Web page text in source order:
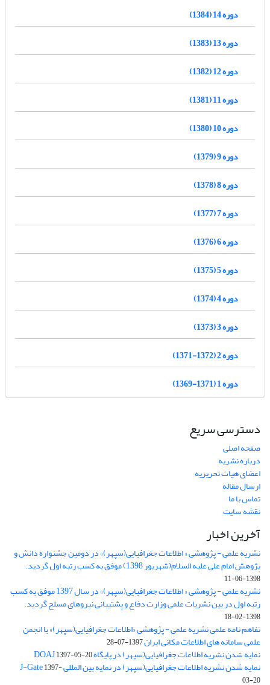
دوره 14 (1384)
دوره 13 (1383)
دوره 12 (1382)
دوره 11 (1381)
دوره 10 (1380)
دوره 9 (1379)
دوره 8 (1378)
دوره 7 (1377)
دوره 6 (1376)
دوره 5 (1375)
دوره 4 (1374)
دوره 3 (1373)
دوره 2 (1372-1371)
دوره 1 (1371-1369)
دسترسی سریع
صفحه اصلی
درباره نشریه
اعضای هیات تحریریه
ارسال مقاله
تماس با ما
نقشه سایت
آخرین اخبار
نشریه علمی - پژوهشی « اطلاعات جغرافیایی(سپهر)» در دومین جشنواره دانش و
پژوهش امام علی علیه السلام(شهریور 1398) موفق به کسب رتبه اول گردید.
1398-06-11
نشریه علمی - پژوهشی « اطلاعات جغرافیایی(سپهر)» در سال 1397 موفق به کسب
رتبه اول در بین نشریات علمی وزارت دفاع و پشتیبانی نیروهای مسلح گردید.
1398-02-18
تفاهم نامه علمی نشریه علمی - پژوهشی «اطلاعات جغرافیایی(سپهر)» با انجمن
علمی سامانه های اطلاعات مکانی ایران1397-07-28
نمایه شدن نشریه اطلاعات جغرافیایی(سپهر) در پایگاه DOAJ1397-05-20
نمایه شدن نشریه اطلاعات جغرافیایی(سپهر) در نمایه بین المللی J-Gate1397-
03-20